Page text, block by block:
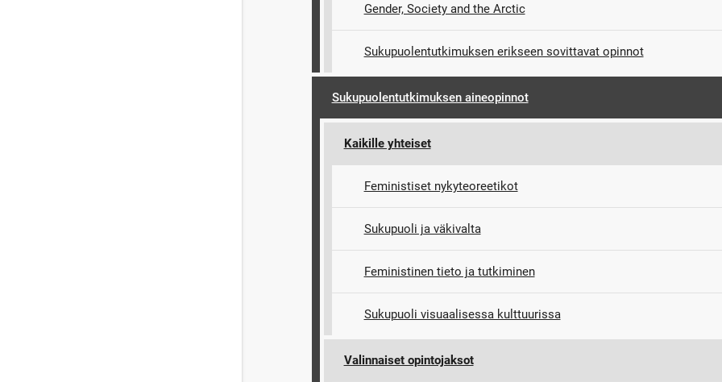
Gender, Society and the Arctic
Sukupuolentutkimuksen erikseen sovittavat opinnot
Sukupuolentutkimuksen aineopinnot
Kaikille yhteiset
Feministiset nykyteoreetikot
Sukupuoli ja väkivalta
Feministinen tieto ja tutkiminen
Sukupuoli visuaalisessa kulttuurissa
Valinnaiset opintojaksot